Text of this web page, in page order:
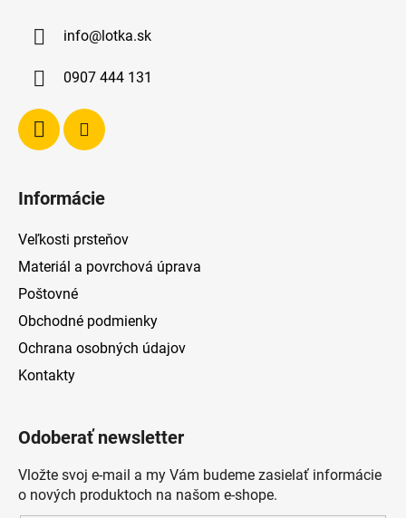
info@lotka.sk
0907 444 131
Informácie
Veľkosti prsteňov
Materiál a povrchová úprava
Poštovné
Obchodné podmienky
Ochrana osobných údajov
Kontakty
Odoberať newsletter
Vložte svoj e-mail a my Vám budeme zasielať informácie
o nových produktoch na našom e-shope.